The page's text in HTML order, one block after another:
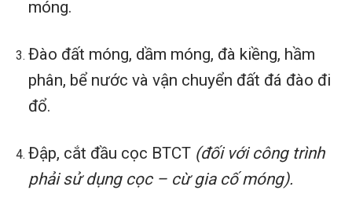
móng.
Đào đất móng, dầm móng, đà kiềng, hầm
phân, bể nước và vận chuyển đất đá đào đi
đổ.
Đập, cắt đầu cọc BTCT (đối với công trình
phải sử dụng cọc – cừ gia cố móng).